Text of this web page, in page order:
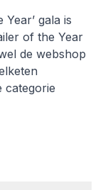
gala is
of the Year
de webshop
categorie